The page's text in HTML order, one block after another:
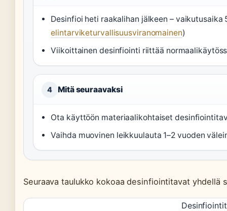
Desinfioi heti raakalihan jälkeen – vaikutusaika
elintarviketurvallisuusviranomainen)
Viikoittainen desinfiointi riittää
4 Mitä seuraavaksi
Ota käyttöön materiaalikohtaiset
Vaihda muovinen leikkuulauta 1–2 vuoden
Seuraava taulukko kokoaa desinfiointitavat yhdellä